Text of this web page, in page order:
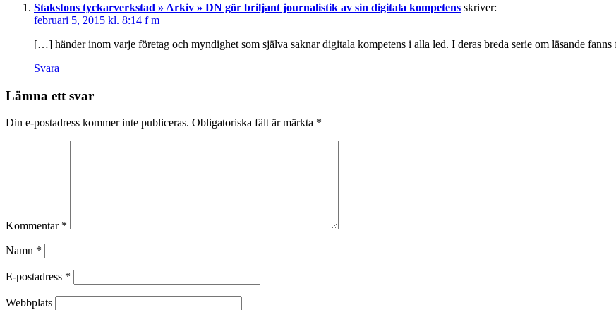
Stakstons tyckarverkstad » Arkiv » DN gör briljant journalistik av sin digitala kompetens skriver:
februari 5, 2015 kl. 8:14 f m
[…] händer inom varje företag och myndighet som själva saknar digitala kompetens i alla led. I deras breda serie om läsande
Svara
Lämna ett svar
Din e-postadress kommer inte publiceras. Obligatoriska fält är märkta *
Kommentar *
Namn *
E-postadress *
Webbplats